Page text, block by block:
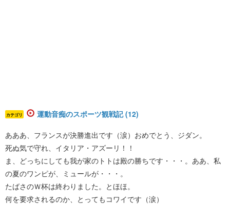
カテゴリ 運動音痴のスポーツ観戦記 (12)
あああ、フランスが決勝進出です（涙）おめでとう、ジダン。
死ぬ気で守れ、イタリア・アズーリ！！
ま、どっちにしても我が家のトトは殿の勝ちです・・・。ああ、私
の夏のワンピが、ミュールが・・・。
たばさのＷ杯は終わりました。とほほ。
何を要求されるのか、とってもコワイです（涙）